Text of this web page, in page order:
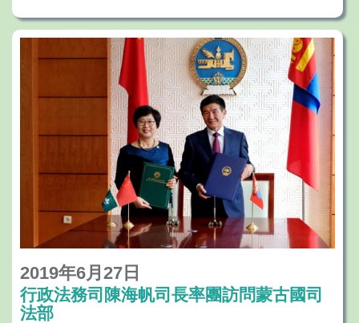
2019年6月27日
行政法務司陳海帆司長率團訪問蒙古國司
法部